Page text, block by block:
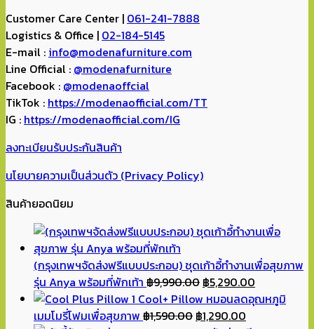
Customer Care Center | 061-241-7888
Logistics & Office | 02-184-5145
E-mail : info@modenafurniture.com
Line Official : @modenafurniture
Facebook : @modenaoffcial
TikTok : https://modenaofficial.com/TT
IG : https://modenaofficial.com/IG
ลงทะเบียนรับประกันสินค้า
นโยบายความเป็นส่วนตัว (Privacy Policy)
สินค้ายอดนิยม
(กรุงเทพฯจัดส่งฟรีแบบประกอบ) ชุดเก้าอี้ทำงานเพื่อสุขภาพ
รุ่น Anya พร้อมที่พักเท้า ฿9,990.00 Original
price
was:
฿5,290.00
price
Cool+ Pillow หมอนลดอุณหภูมิ
เมมโมรี่โฟมเพื่อสุขภาพ ฿1,590.00 Original
฿1,290.00